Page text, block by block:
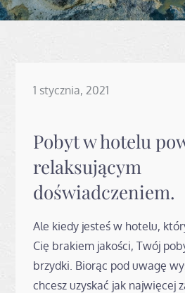
Posted
1 stycznia, 2021
Pobyt w hotelu
relaksującym
doświadczeniem.
Ale kiedy jesteś w hotelu,
Cię brakiem jakości, Twój
brzydki. Biorąc pod uwagę
chcesz uzyskać jak najwięcej